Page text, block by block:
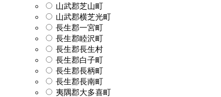
山武郡芝山町
山武郡横芝光町
長生郡一宮町
長生郡睦沢町
長生郡長生村
長生郡白子町
長生郡長柄町
長生郡長南町
夷隅郡大多喜町